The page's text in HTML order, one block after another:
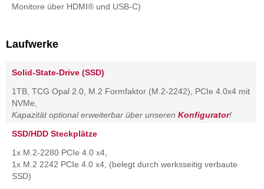
Monitore über HDMI® und USB-C)
Laufwerke
Solid-State-Drive (SSD)
1TB, TCG Opal 2.0, M.2 Formfaktor (M.2-2242), PCIe 4.0x4 mit
NVMe,
Kapazität optional erweiterbar über unseren Konfigurator!
SSD/HDD Steckplätze
1x M.2-2280 PCIe 4.0 x4,
1x M.2 2242 PCIe 4.0 x4, (belegt durch werksseitig verbaute
SSD)